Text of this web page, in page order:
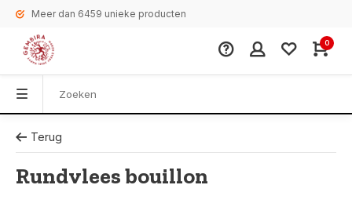
Meer dan 6459 unieke producten
0
Terug
Rundvlees bouillon